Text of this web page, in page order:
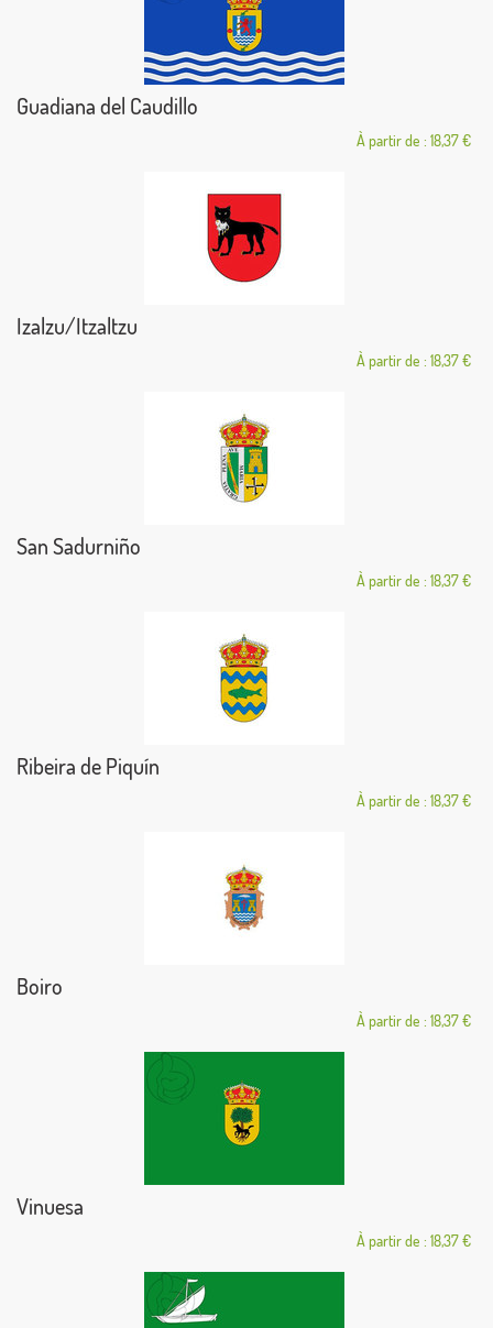
Guadiana del Caudillo
À partir de : 18,37 €
Izalzu/Itzaltzu
À partir de : 18,37 €
San Sadurniño
À partir de : 18,37 €
Ribeira de Piquín
À partir de : 18,37 €
Boiro
À partir de : 18,37 €
Vinuesa
À partir de : 18,37 €